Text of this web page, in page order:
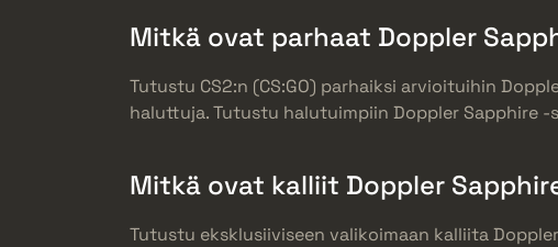
Mitkä ovat parhaat Doppler
Tutustu CS2:n (CS:GO) parhaiksi arvioituihin
haluttuja. Tutustu halutuimpiin Doppler Sapphire
Mitkä ovat kalliit Doppler
Tutustu eksklusiiviseen valikoimaan kalliita